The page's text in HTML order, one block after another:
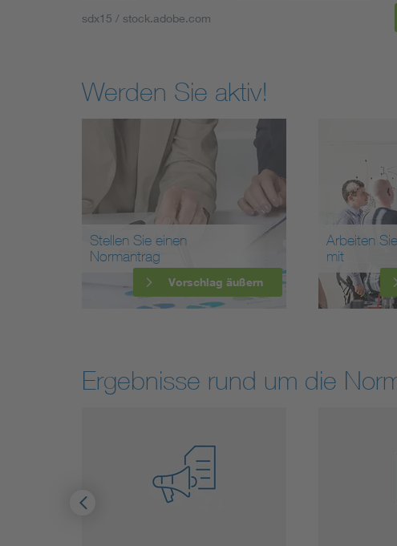
sdx15 / stock.adobe.com
Werden Sie aktiv!
Stellen Sie einen
Normantrag
Vorschlag äußern
Arbeiten
mit
Ergebnisse rund um die